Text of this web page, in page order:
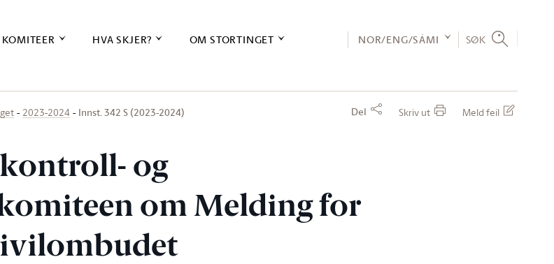
HVA SKJER? OM STORTINGET NOR/ENG/SÁMI SØK
2023-2024 Innst. 342 S (2023-2024) Del Skriv ut Meld feil
og
om Melding for